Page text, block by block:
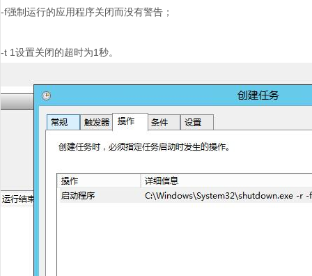
-f强制运行的应用程序关闭而没有警告；
-t 1设置关闭的超时为1秒。